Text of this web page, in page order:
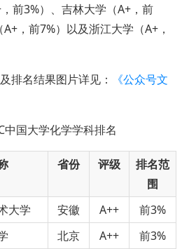
前3%）、吉林大学（A+，前
，前7%）以及浙江大学（A+，
排名结果图片详见：
《公众号文
中国大学化学学科排名
省份 评级
排名范
围
大学 安徽 A++
前3%
北京 A++
前3%